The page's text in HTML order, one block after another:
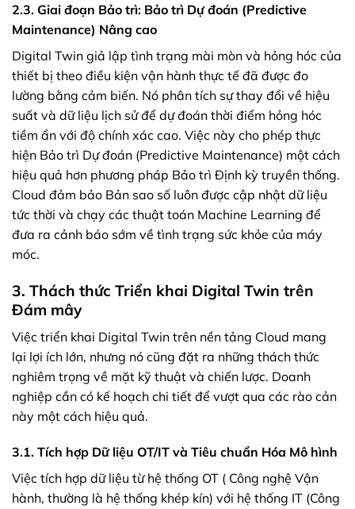
2.3. Giai đoạn Bảo trì: Bảo trì Dự đoán (Predictive
Maintenance) Nâng cao
Digital Twin giả lập tình trạng mài mòn và hỏng hóc của
thiết bị theo điều kiện vận hành thực tế đã được đo
lường bằng cảm biến. Nó phân tích sự thay đổi về hiệu
suất và dữ liệu lịch sử để dự đoán thời điểm hỏng hóc
tiềm ẩn với độ chính xác cao. Việc này cho phép thực
hiện Bảo trì Dự đoán (Predictive Maintenance) một cách
hiệu quả hơn phương pháp Bảo trì Định kỳ truyền thống.
Cloud đảm bảo Bản sao số luôn được cập nhật dữ liệu
tức thời và chạy các thuật toán Machine Learning để
đưa ra cảnh báo sớm về tình trạng sức khỏe của máy
móc.
3. Thách thức Triển khai Digital Twin trên
Đám mây
Việc triển khai Digital Twin trên nền tảng Cloud mang
lại lợi ích lớn, nhưng nó cũng đặt ra những thách thức
nghiêm trọng về mặt kỹ thuật và chiến lược. Doanh
nghiệp cần có kế hoạch chi tiết để vượt qua các rào cản
này một cách hiệu quả.
3.1. Tích hợp Dữ liệu OT/IT và Tiêu chuẩn Hóa Mô hình
Việc tích hợp dữ liệu từ hệ thống OT ( Công nghệ Vận
hành, thường là hệ thống khép kín) với hệ thống IT (Công